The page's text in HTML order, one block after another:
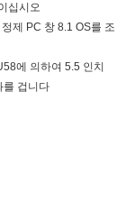
십시오
제 PC 창 8.1 OS를 조
에 의하여 5.5 인치
를 겁니다